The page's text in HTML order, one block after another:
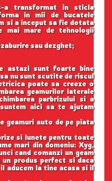
a transformat in sticla
in mii de bucatele
si a inceput sa fie dotata
mai mare de tehnologii
sau dezghet;
astazi sunt foarte bine
nu sunt scutite de riscul
poate sa creeze o
geamurilor laterale
parbrizului si a
aici sa te ajutam
geamuri auto de pe piata
si lunete pentru toate
mari din domeniu: Xyg,
cand comanzi un geam
produs perfect si daca
aducem la tine acasa si il